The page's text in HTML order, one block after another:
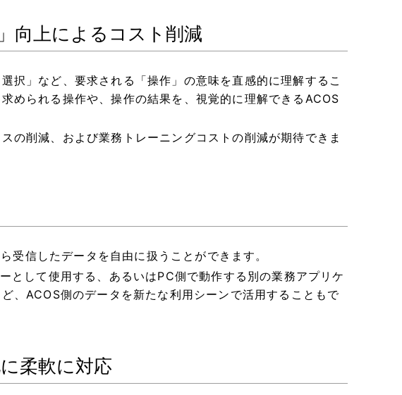
向上によるコスト削減
択」など、要求される「操作」の意味を直感的に理解するこ
められる操作や、操作の結果を、視覚的に理解できるACOS
の削減、および業務トレーニングコストの削減が期待できま
信したデータを自由に扱うことができます。
として使用する、あるいはPC側で動作する別の業務アプリケ
、ACOS側のデータを新たな利用シーンで活用することもで
柔軟に対応